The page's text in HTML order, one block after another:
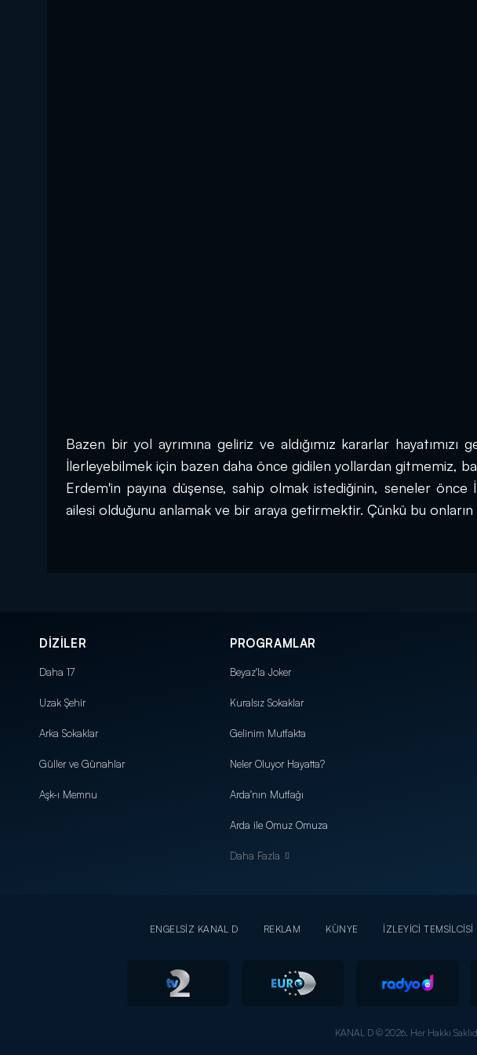
Bazen bir yol ayrımına geliriz ve aldığımız kararlar
İlerleyebilmek için bazen daha önce gidilen yollardan gitmemiz,
Erdem'in payına düşense, sahip olmak istediğinin, seneler önce
ailesi olduğunu anlamak ve bir araya getirmektir. Çünkü bu onların
DİZİLER
Daha 17
Uzak Şehir
Arka Sokaklar
Güller ve Günahlar
Aşk-ı Memnu
PROGRAMLAR
Beyaz'la Joker
Kuralsız Sokaklar
Gelinim Mutfakta
Neler Oluyor Hayatta?
Arda'nın Mutfağı
Arda ile Omuz Omuza
Daha Fazla
ENGELSİZ KANAL D REKLAM KÜNYE İZLEYİCİ TEMSİLCİSİ
KANAL D © 2026. Her Hakkı